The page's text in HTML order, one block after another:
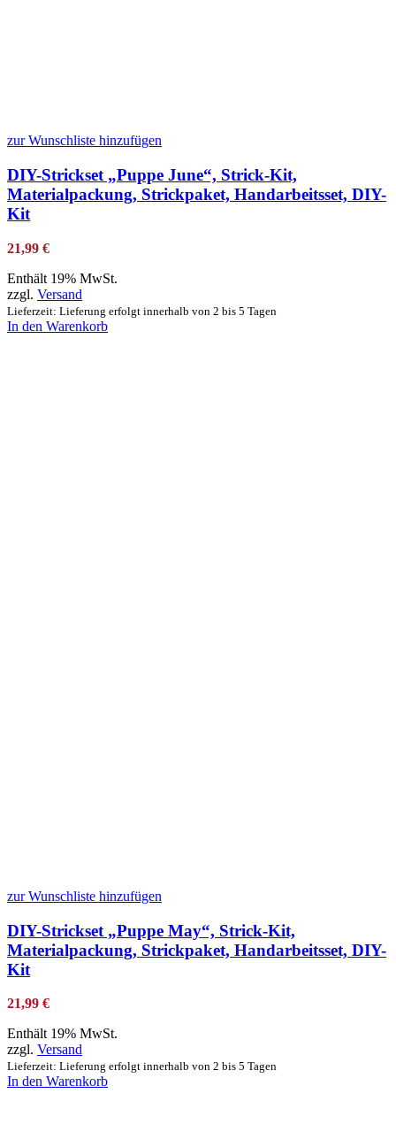
zur Wunschliste hinzufügen
DIY-Strickset „Puppe June“, Strick-Kit,
Materialpackung, Strickpaket, Handarbeitsset, DIY-
Kit
21,99 €
Enthält 19% MwSt.
zzgl. Versand
Lieferzeit: Lieferung erfolgt innerhalb von 2 bis 5 Tagen
In den Warenkorb
zur Wunschliste hinzufügen
DIY-Strickset „Puppe May“, Strick-Kit,
Materialpackung, Strickpaket, Handarbeitsset, DIY-
Kit
21,99 €
Enthält 19% MwSt.
zzgl. Versand
Lieferzeit: Lieferung erfolgt innerhalb von 2 bis 5 Tagen
In den Warenkorb